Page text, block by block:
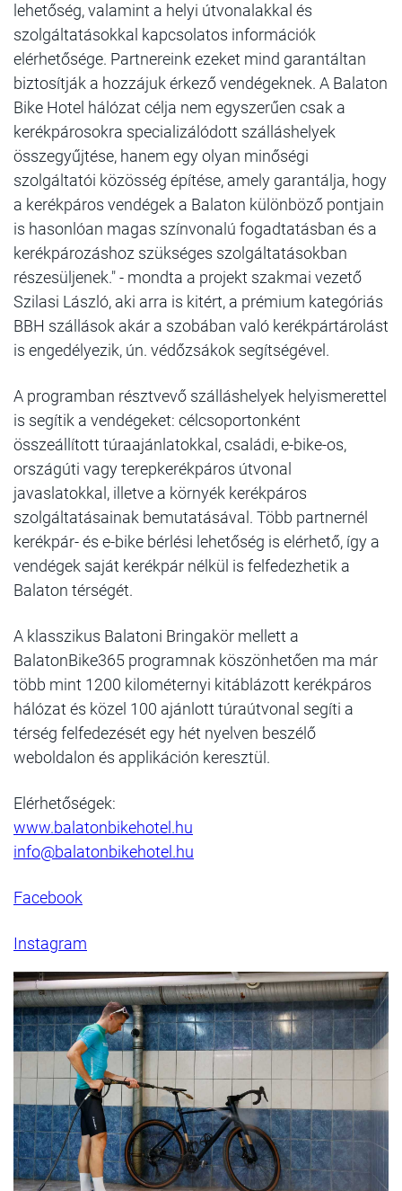
lehetőség, valamint a helyi útvonalakkal és
szolgáltatásokkal kapcsolatos információk
elérhetősége. Partnereink ezeket mind garantáltan
biztosítják a hozzájuk érkező vendégeknek. A Balaton
Bike Hotel hálózat célja nem egyszerűen csak a
kerékpárosokra specializálódott szálláshelyek
összegyűjtése, hanem egy olyan minőségi
szolgáltatói közösség építése, amely garantálja, hogy
a kerékpáros vendégek a Balaton különböző pontjain
is hasonlóan magas színvonalú fogadtatásban és a
kerékpározáshoz szükséges szolgáltatásokban
részesüljenek." - mondta a projekt szakmai vezető
Szilasi László, aki arra is kitért, a prémium kategóriás
BBH szállások akár a szobában való kerékpártárolást
is engedélyezik, ún. védőzsákok segítségével.
A programban résztvevő szálláshelyek helyismerettel
is segítik a vendégeket: célcsoportonként
összeállított túraajánlatokkal, családi, e-bike-os,
országúti vagy terepkerékpáros útvonal
javaslatokkal, illetve a környék kerékpáros
szolgáltatásainak bemutatásával. Több partnernél
kerékpár- és e-bike bérlési lehetőség is elérhető, így a
vendégek saját kerékpár nélkül is felfedezhetik a
Balaton térségét.
A klasszikus Balatoni Bringakör mellett a
BalatonBike365 programnak köszönhetően ma már
több mint 1200 kilométernyi kitáblázott kerékpáros
hálózat és közel 100 ajánlott túraútvonal segíti a
térség felfedezését egy hét nyelven beszélő
weboldalon és applikáción keresztül.
Elérhetőségek:
www.balatonbikehotel.hu
info@balatonbikehotel.hu
Facebook
Instagram